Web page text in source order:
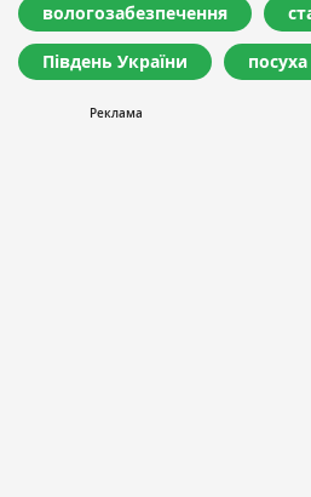
вологозабезпечення
Південь України посуха